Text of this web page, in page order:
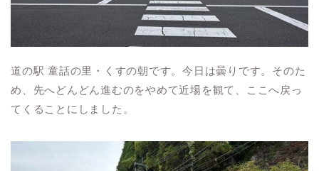
道の駅 童話の里・くすの朝です。今日は曇りです。そのた
め、先へどんどん進むのをやめて近場を観て、ここへ戻っ
てくることにしました。